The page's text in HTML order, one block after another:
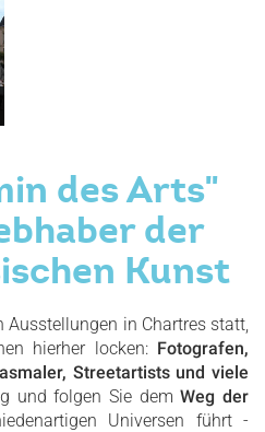
des Arts"
der
Kunst
in Chartres statt,
hierher locken: Fotografen,
Streetartists und viele
und folgen Sie demWeg der
Universen führt -